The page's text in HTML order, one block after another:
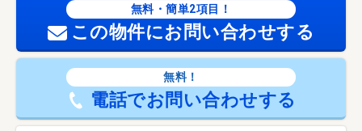
無料・簡単2項目！
この物件にお問い合わせする
無料！
電話でお問い合わせする